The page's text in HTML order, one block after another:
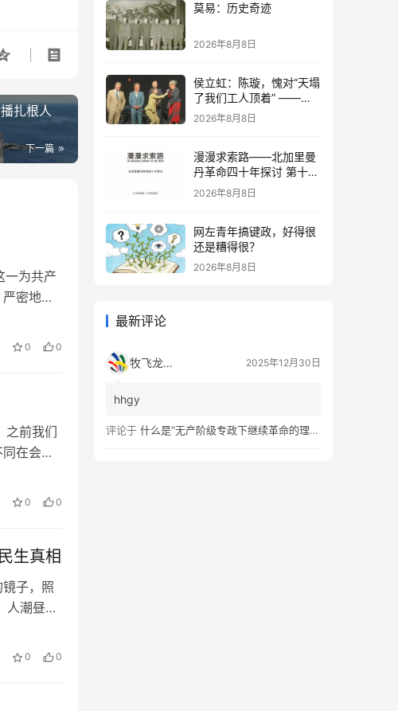
扎根人
下一篇
一为共产
密地阐
上海秘
了一大
0 0
之前我们
在会议
透底不
大会上
0 0
生真相
子，照
人潮昼夜
千万人流
困境，
0 0
莫易：历史奇迹
2026年8月8日
侯立虹：陈璇，愧对“天塌
了我们工人顶着” ——也
谈陈璇“撅屁股事件”
2026年8月8日
漫漫求索路——北加里曼
丹革命四十年探讨 第十三
章 西部国内掀起武装斗争
的高潮（中）
2026年8月8日
网左青年搞键政，好得很
还是糟得很？
2026年8月8日
最新评论
牧飞龙ae 2025年12月30日
hhgy
评论于 什么是“无产阶级专政下继续革命的理论”？